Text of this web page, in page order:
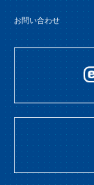
お問い合わせ